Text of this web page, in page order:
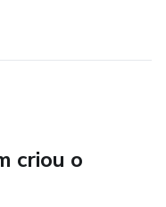
criou o